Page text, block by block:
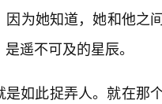
因为她知道，她和他之
遥不可及的星辰。
是如此捉弄人。就在那